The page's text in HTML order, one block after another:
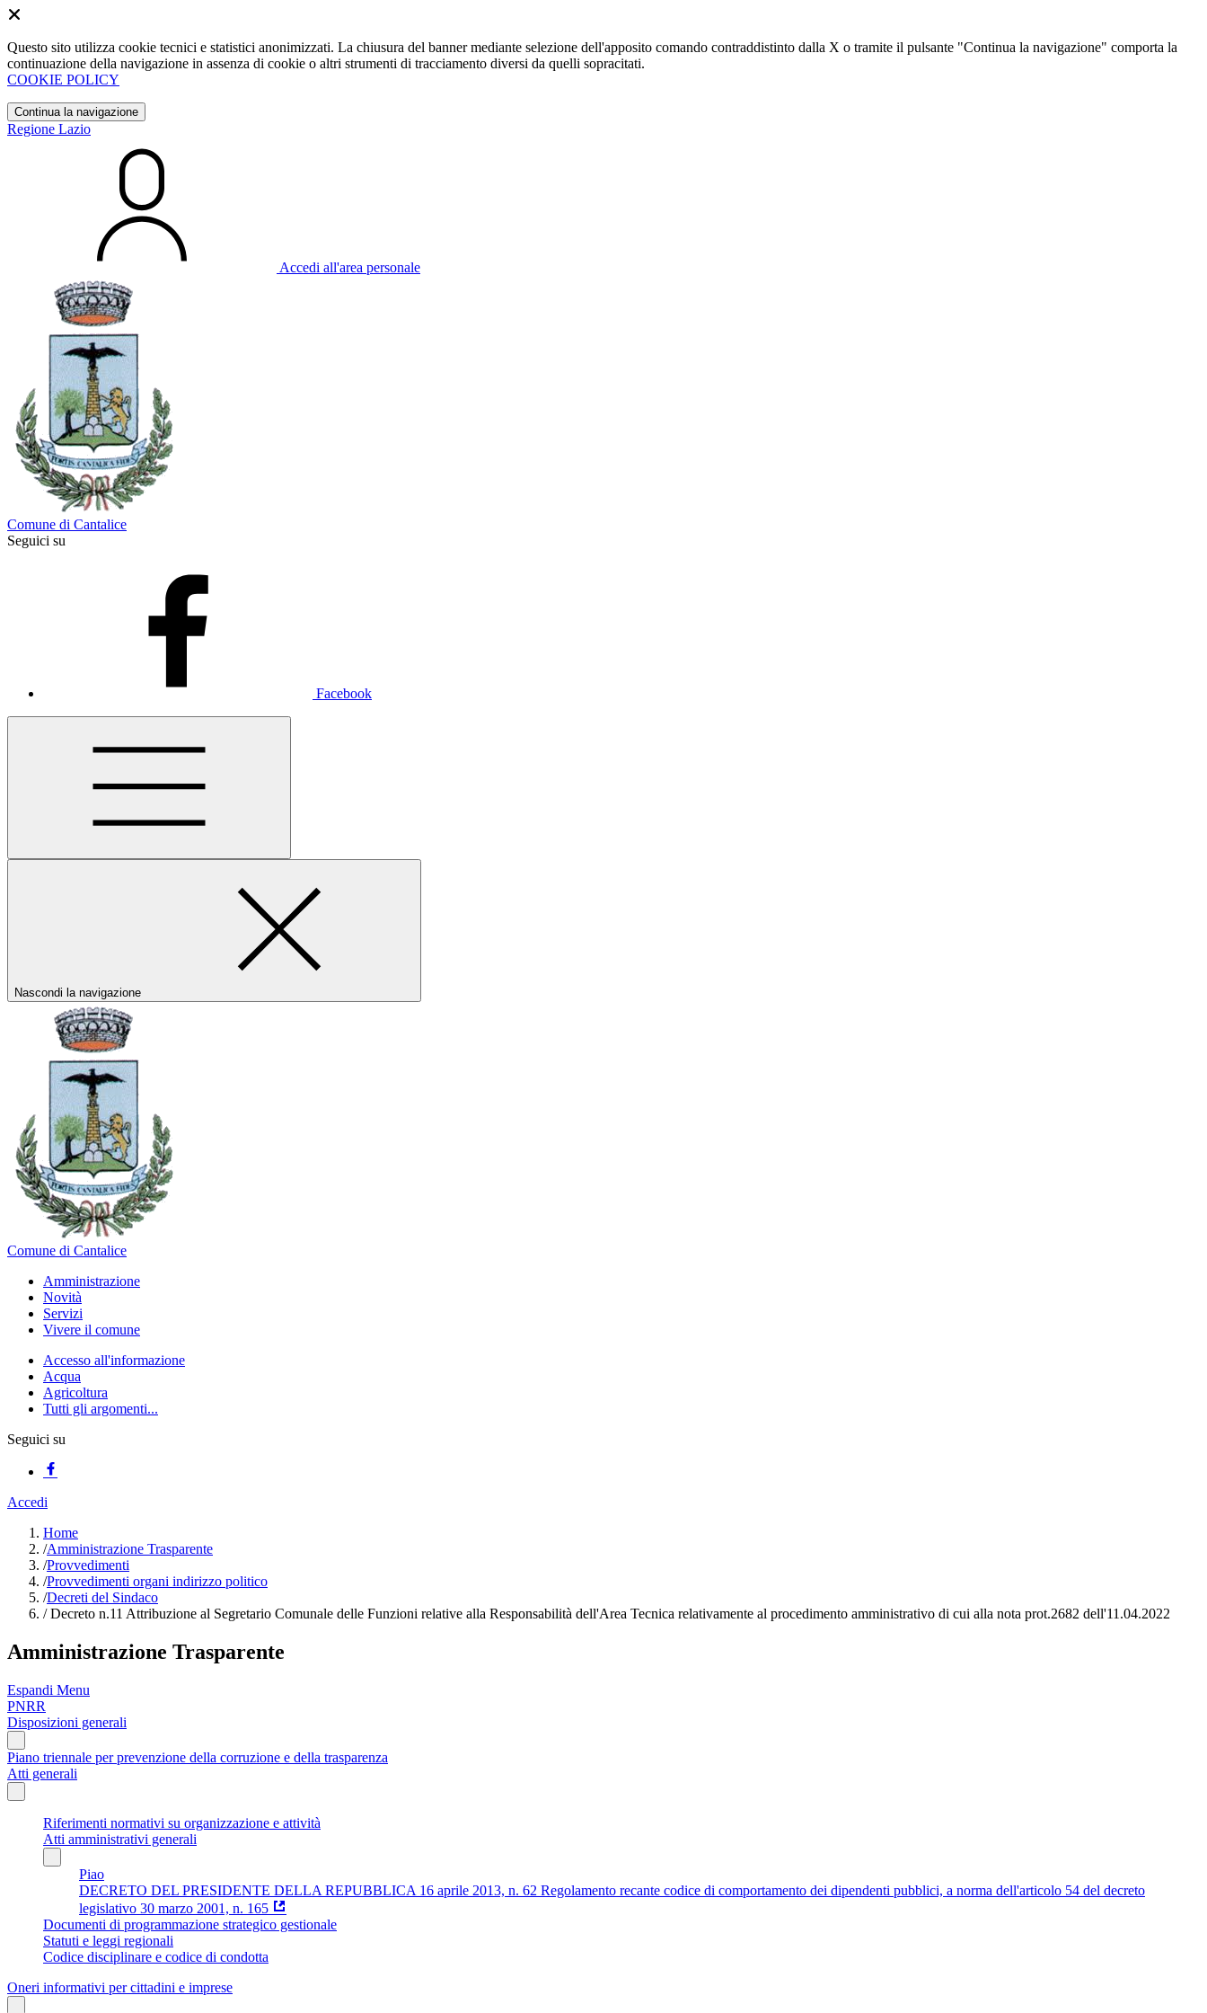
Questo sito utilizza cookie tecnici e statistici anonimizzati. La chiusura del banner mediante selezione dell'apposito comando contraddistinto dalla X o tramite il pulsante "Continua la navigazione" comporta la
continuazione della navigazione in assenza di cookie o altri strumenti di tracciamento diversi da quelli sopracitati.
COOKIE POLICY
Continua la navigazione
Regione Lazio
Accedi all'area personale
Comune di Cantalice
Seguici su
Facebook
Nascondi la navigazione
Comune di Cantalice
Amministrazione
Novità
Servizi
Vivere il comune
Accesso all'informazione
Acqua
Agricoltura
Tutti gli argomenti...
Seguici su
Accedi
Home
/Amministrazione Trasparente
/Provvedimenti
/Provvedimenti organi indirizzo politico
/Decreti del Sindaco
/Decreto n.11 Attribuzione al Segretario Comunale delle Funzioni relative alla Responsabilità dell'Area Tecnica relativamente al procedimento amministrativo di cui alla nota prot.2682 dell'11.04.2022
Amministrazione Trasparente
Espandi Menu
PNRR
Disposizioni generali
Piano triennale per prevenzione della corruzione e della trasparenza
Atti generali
Riferimenti normativi su organizzazione e attività
Atti amministrativi generali
Piao
DECRETO DEL PRESIDENTE DELLA REPUBBLICA 16 aprile 2013, n. 62 Regolamento recante codice di comportamento dei dipendenti pubblici, a norma dell'articolo 54 del decreto
legislativo 30 marzo 2001, n. 165
Documenti di programmazione strategico gestionale
Statuti e leggi regionali
Codice disciplinare e codice di condotta
Oneri informativi per cittadini e imprese